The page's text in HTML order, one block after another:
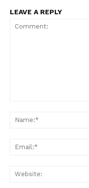
Menu
Canale TV 70/80/90
LEAVE A REPLY